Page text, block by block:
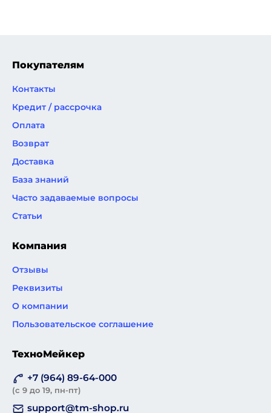
Покупателям
Контакты
Кредит / рассрочка
Оплата
Возврат
Доставка
База знаний
Часто задаваемые вопросы
Статьи
Компания
Отзывы
Реквизиты
О компании
Пользовательское соглашение
ТехноМейкер
+7 (964) 89-64-000
(с 9 до 19, пн-пт)
support@tm-shop.ru